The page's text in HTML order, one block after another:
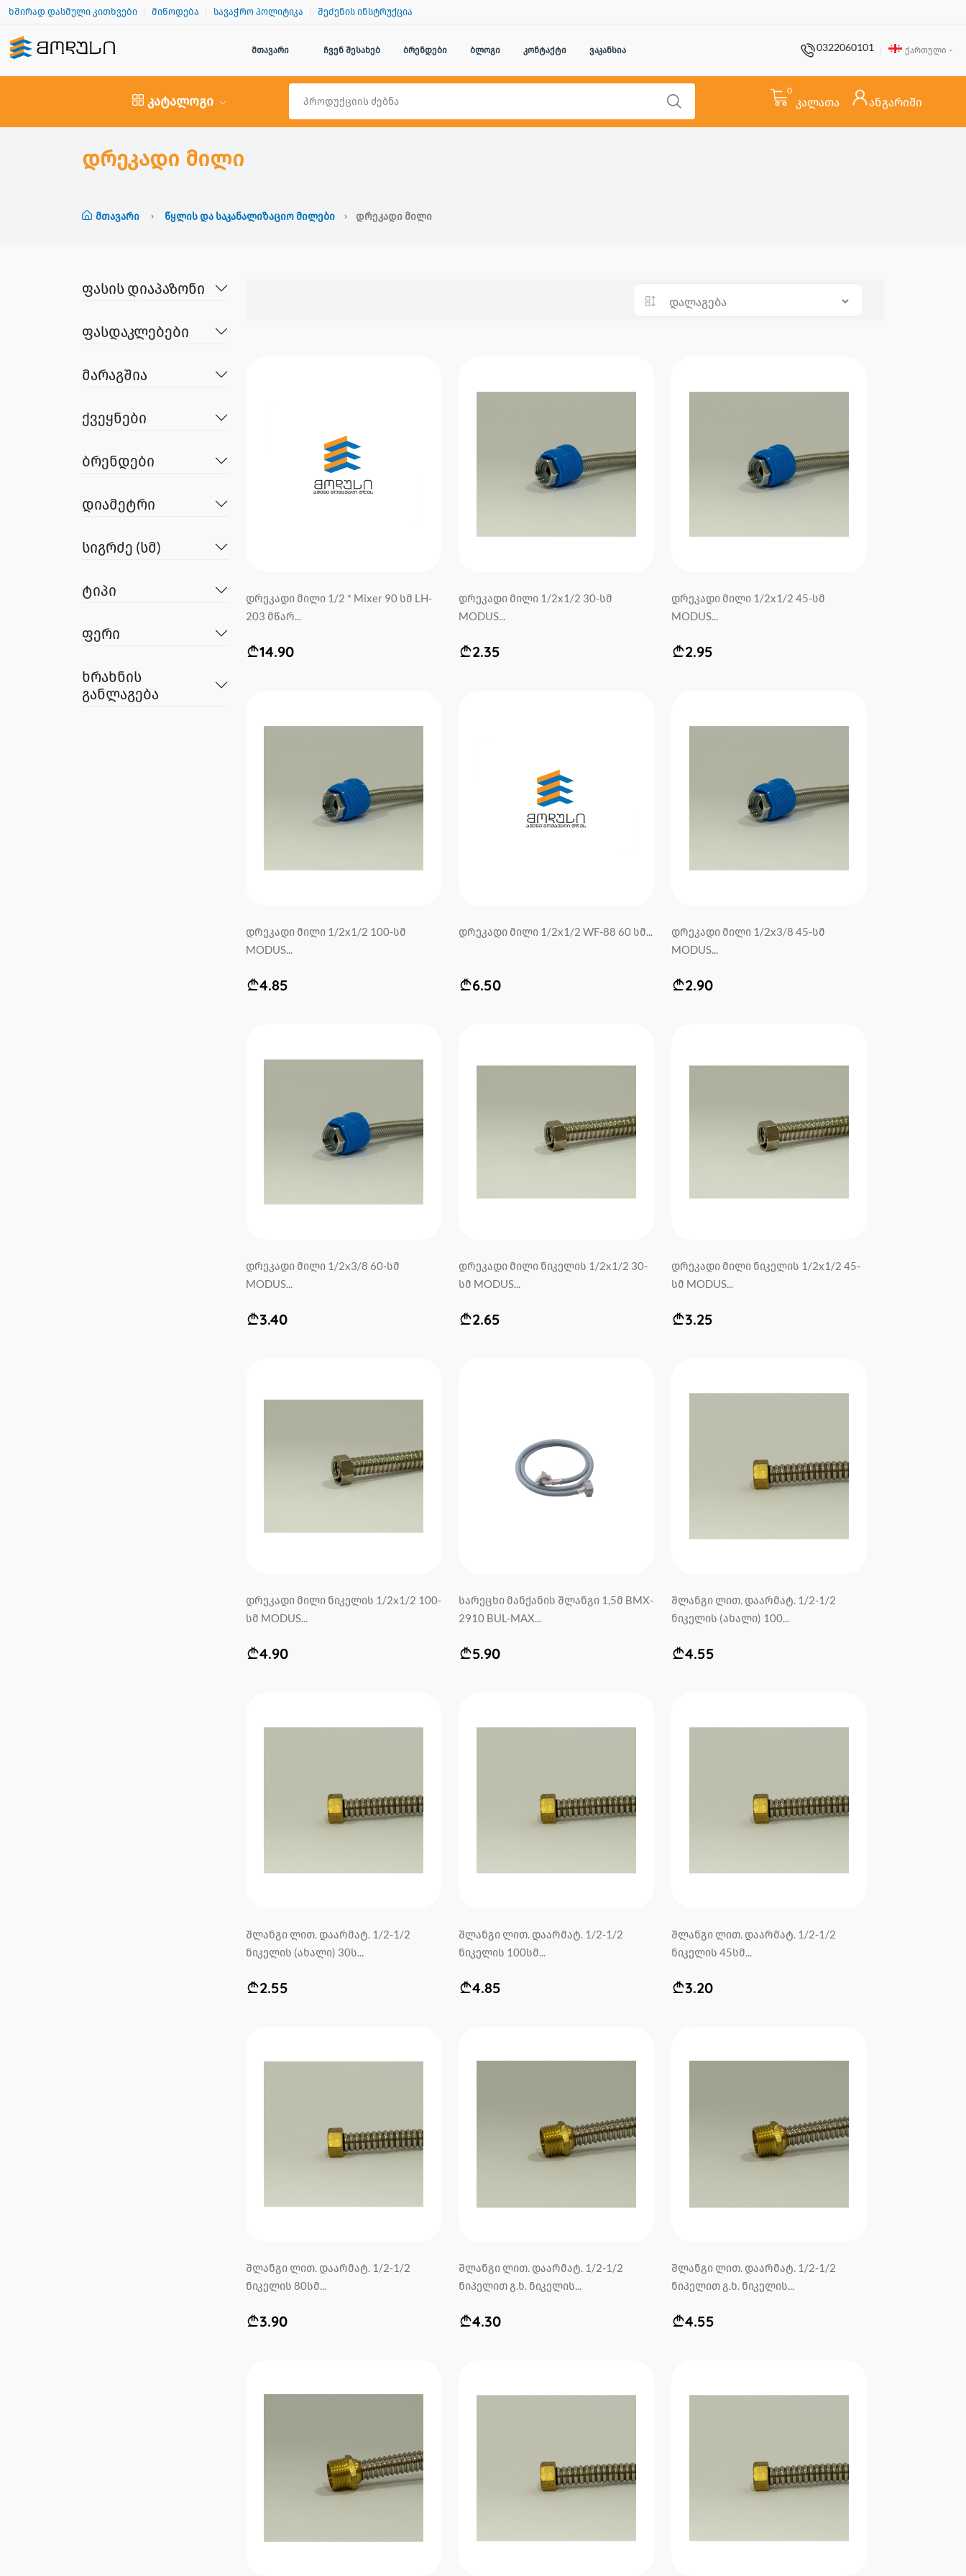
ხშირად დასმული კითხვები მიწოდება სავაჭრო პოლიტიკა შეძენის ინსტრუქცია
მთავარი ჩვენ შესახებ ბრენდები ბლოგი კონტაქტი ვაკანსია 0322060101 ქართული
კატალოგი
0
კალათა ანგარიში
დრეკადი მილი
Მთავარი Წყლის Და Საკანალიზაციო Მილები Დრეკადი Მილი
დრეკადი მილი 1/2 * Mixer 90 სმ LH-
203 მწარ...
14.90
დრეკადი მილი 1/2x1/2 30-სმ
MODUS...
2.35
დრეკადი მილი 1/2x1/2 45-სმ
MODUS...
2.95
დრეკადი მილი 1/2x1/2 100-სმ
MODUS...
4.85
დრეკადი მილი 1/2x1/2 WF-88 60 სმ...
6.50
დრეკადი მილი 1/2x3/8 45-სმ
MODUS...
2.90
დრეკადი მილი 1/2x3/8 60-სმ
MODUS...
3.40
დრეკადი მილი ნიკელის 1/2x1/2 30-
სმ MODUS...
2.65
დრეკადი მილი ნიკელის 1/2x1/2 45-
სმ MODUS...
3.25
დრეკადი მილი ნიკელის 1/2x1/2 100-
სმ MODUS...
4.90
სარეცხი მანქანის შლანგი 1,5მ BMX-
2910 BUL-MAX...
5.90
შლანგი ლით. დაარმატ. 1/2-1/2
ნიკელის (ახალი) 100...
4.55
შლანგი ლით. დაარმატ. 1/2-1/2
ნიკელის (ახალი) 30ს...
2.55
შლანგი ლით. დაარმატ. 1/2-1/2
ნიკელის 100სმ...
4.85
შლანგი ლით. დაარმატ. 1/2-1/2
ნიკელის 45სმ...
3.20
შლანგი ლით. დაარმატ. 1/2-1/2
ნიკელის 80სმ...
3.90
შლანგი ლით. დაარმატ. 1/2-1/2
ნიპელით გ.ხ. ნიკელის...
4.30
შლანგი ლით. დაარმატ. 1/2-1/2
ნიპელით გ.ხ. ნიკელის...
4.55
ფასის დიაპაზონი
ფასდაკლებები
მარაგშია
ქვეყნები
ბრენდები
დიამეტრი
სიგრძე (სმ)
ტიპი
ფერი
ხრახნის
განლაგება